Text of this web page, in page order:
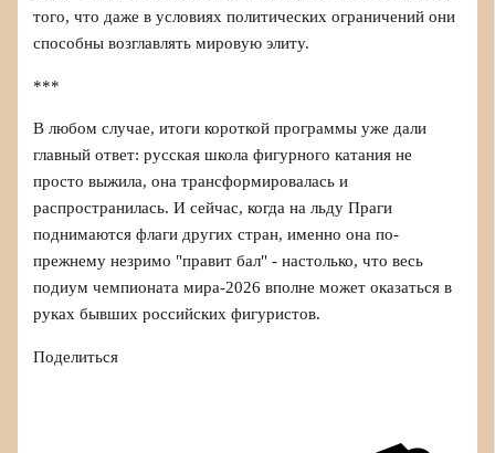
того, что даже в условиях политических ограничений они
способны возглавлять мировую элиту.
***
В любом случае, итоги короткой программы уже дали
главный ответ: русская школа фигурного катания не
просто выжила, она трансформировалась и
распространилась. И сейчас, когда на льду Праги
поднимаются флаги других стран, именно она по-
прежнему незримо "правит бал" - настолько, что весь
подиум чемпионата мира‑2026 вполне может оказаться в
руках бывших российских фигуристов.
Поделиться